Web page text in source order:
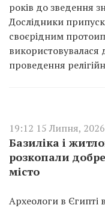
років до зведення
Дослідники
своєрідним
використовувалася
проведення
19:12 15 Липня, 2026
Базиліка і
розкопали
місто
Археологи в Єгипті